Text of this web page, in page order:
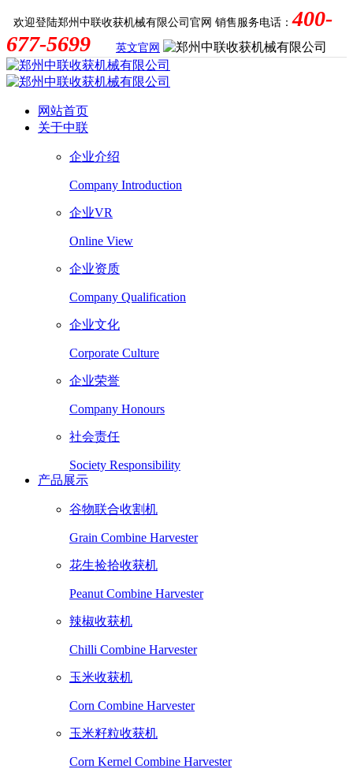
欢迎登陆郑州中联收获机械有限公司官网 销售服务电话：400-
677-5699
英文官网
网站首页
关于中联
企业介绍
Company Introduction
企业VR
Online View
企业资质
Company Qualification
企业文化
Corporate Culture
企业荣誉
Company Honours
社会责任
Society Responsibility
产品展示
谷物联合收割机
Grain Combine Harvester
花生捡拾收获机
Peanut Combine Harvester
辣椒收获机
Chilli Combine Harvester
玉米收获机
Corn Combine Harvester
玉米籽粒收获机
Corn Kernel Combine Harvester